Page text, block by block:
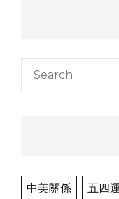
Search
中美關係 五四